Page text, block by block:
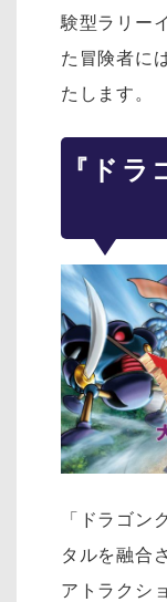
験型ラリー
た冒険者に
たします。
『ド
「ドラゴン
タルを融合
アトラクシ